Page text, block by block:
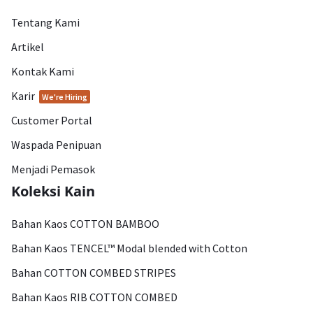
Tentang Kami
Artikel
Kontak Kami
Karir
We're Hiring
Customer Portal
Waspada Penipuan
Menjadi Pemasok
Koleksi Kain
Bahan Kaos COTTON BAMBOO
Bahan Kaos TENCEL™ Modal blended with Cotton
Bahan COTTON COMBED STRIPES
Bahan Kaos RIB COTTON COMBED